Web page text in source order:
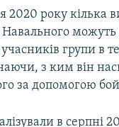
2020 року кілька
можуть
групи в
з ким він
за допомогою
в серпні